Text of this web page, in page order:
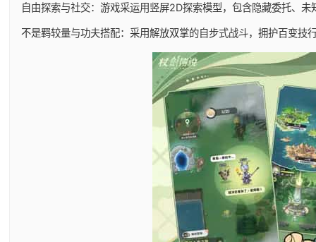
自由探索与社交：游戏采运用竖屏2D探索模型，包含隐藏委托、
不是羁较量与功夫搭配：采用解放双掌的自步式战斗，拥护百变技